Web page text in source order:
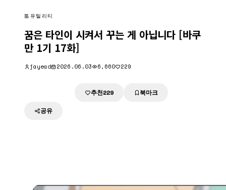
유틸리티
꿈은 타인이 시켜서 꾸는 게 아닙니다 [바쿠
만 1기 17화]
jayead 2026.06.03 6,660 229
추천229 북마크
공유